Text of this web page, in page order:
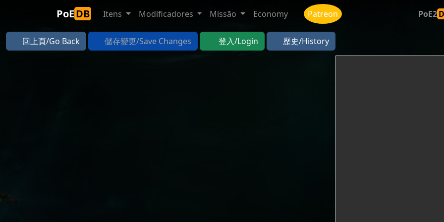
PoEDB Itens Modificadores Missão Economy Patreon PoE2
回上頁/Go Back 儲存變更/Save Changes 登入/Login 歷史/History